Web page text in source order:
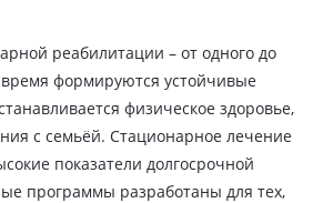
реабилитации – от одного до
формируются устойчивые
физическое здоровье,
с семьёй. Стационарное лечение
показатели долгосрочной
программы разработаны для тех,